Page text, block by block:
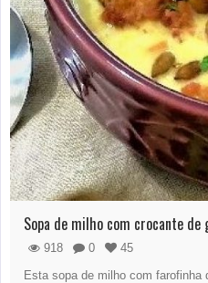
Sopa de milho com crocante
918 0
45
Esta sopa de milho com farofinha